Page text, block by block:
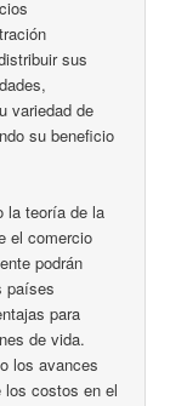
sus
variedad de
su beneficio
la teoría de la
el comercio
podrán
países
para
de vida.
los avances
los costos en el